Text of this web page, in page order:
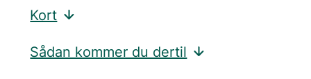
Kort
Sådan kommer du dertil